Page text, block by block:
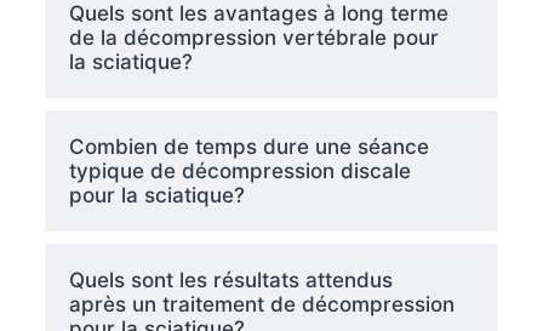
Quels sont les avantages à long terme
de la décompression vertébrale pour
la sciatique?
Combien de temps dure une séance
typique de décompression discale
pour la sciatique?
Quels sont les résultats attendus
après un traitement de décompression